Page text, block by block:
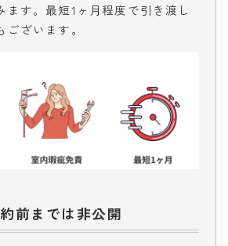
ます。最短1ヶ月程度で引き渡し
ざいます。
前までは非公開